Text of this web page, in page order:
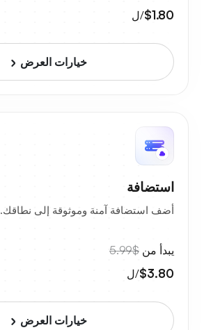
$1.80/ل
خيارات العرض
استضافة
أضف استضافة آمنة وموثوقة إلى نطاقك.
يبدأ من $5.99
$3.80/ل
خيارات العرض